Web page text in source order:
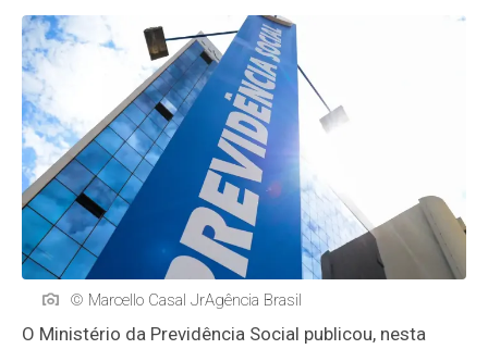
© Marcello Casal JrAgência Brasil
O Ministério da Previdência Social publicou, nesta